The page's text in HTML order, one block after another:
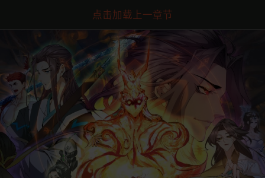
点击加载上一章节